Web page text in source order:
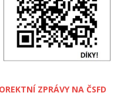
ZPRÁVY NA ČSFD